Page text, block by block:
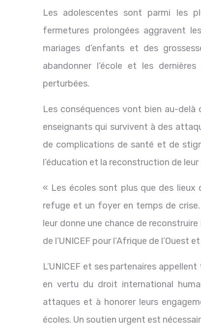
Les adolescentes sont parmi les
fermetures prolongées aggravent
mariages d’enfants et des
abandonner l’école et les
perturbées.
Les conséquences vont bien au-delà
enseignants qui survivent à des
de complications de santé et de
l’éducation et la reconstruction de leur
« Les écoles sont plus que des lieux
refuge et un foyer en temps de
leur donne une chance de
de l’UNICEF pour l’Afrique de l’Ouest
L’UNICEF et ses partenaires
en vertu du droit international
attaques et à honorer leurs
écoles. Un soutien urgent est